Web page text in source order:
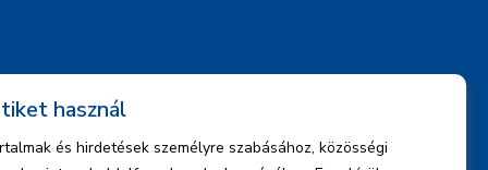
használ
és hirdetések személyre szabásához, közösségi